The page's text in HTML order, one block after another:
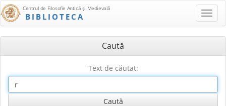
Centrul de Filosofie Antică şi Medievală
BIBLIOTECA
Caută
Text de căutat: